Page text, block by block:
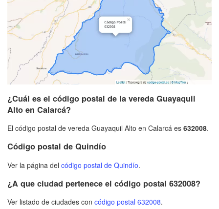
¿Cuál es el código postal de la vereda Guayaquil
Alto en Calarcá?
El código postal de vereda Guayaquil Alto en Calarcá es 632008.
Código postal de Quindío
Ver la página del código postal de Quindío.
¿A que ciudad pertenece el código postal 632008?
Ver listado de ciudades con código postal 632008.